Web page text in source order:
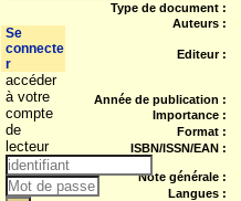
Type de document :
Auteurs :
Editeur :
Année de publication :
Importance :
Format :
ISBN/ISSN/EAN :
Note générale :
Langues :
Se
connecte
r
accéder
à votre
compte
de
lecteur